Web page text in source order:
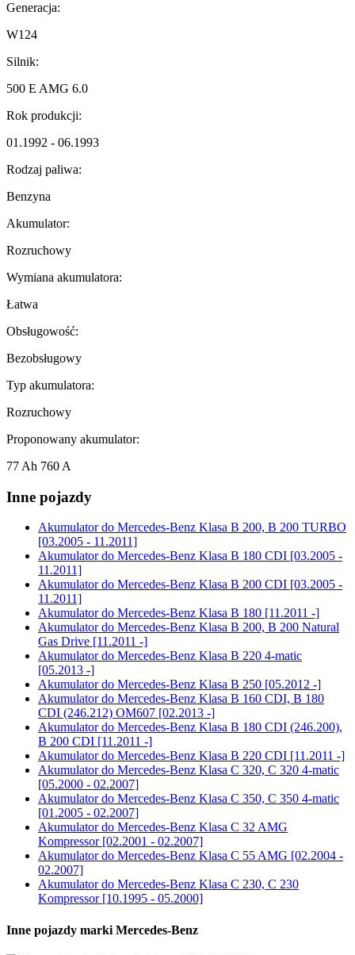
Generacja:
W124
Silnik:
500 E AMG 6.0
Rok produkcji:
01.1992 - 06.1993
Rodzaj paliwa:
Benzyna
Akumulator:
Rozruchowy
Wymiana akumulatora:
Łatwa
Obsługowość:
Bezobsługowy
Typ akumulatora:
Rozruchowy
Proponowany akumulator:
77 Ah 760 A
Inne pojazdy
Akumulator do Mercedes-Benz Klasa B 200, B 200 TURBO
[03.2005 - 11.2011]
Akumulator do Mercedes-Benz Klasa B 180 CDI [03.2005 -
11.2011]
Akumulator do Mercedes-Benz Klasa B 200 CDI [03.2005 -
11.2011]
Akumulator do Mercedes-Benz Klasa B 180 [11.2011 -]
Akumulator do Mercedes-Benz Klasa B 200, B 200 Natural
Gas Drive [11.2011 -]
Akumulator do Mercedes-Benz Klasa B 220 4-matic
[05.2013 -]
Akumulator do Mercedes-Benz Klasa B 250 [05.2012 -]
Akumulator do Mercedes-Benz Klasa B 160 CDI, B 180
CDI (246.212) OM607 [02.2013 -]
Akumulator do Mercedes-Benz Klasa B 180 CDI (246.200),
B 200 CDI [11.2011 -]
Akumulator do Mercedes-Benz Klasa B 220 CDI [11.2011 -]
Akumulator do Mercedes-Benz Klasa C 320, C 320 4-matic
[05.2000 - 02.2007]
Akumulator do Mercedes-Benz Klasa C 350, C 350 4-matic
[01.2005 - 02.2007]
Akumulator do Mercedes-Benz Klasa C 32 AMG
Kompressor [02.2001 - 02.2007]
Akumulator do Mercedes-Benz Klasa C 55 AMG [02.2004 -
02.2007]
Akumulator do Mercedes-Benz Klasa C 230, C 230
Kompressor [10.1995 - 05.2000]
Inne pojazdy marki Mercedes-Benz